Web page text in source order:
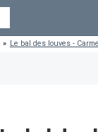
» Le bal des louves - Carmel